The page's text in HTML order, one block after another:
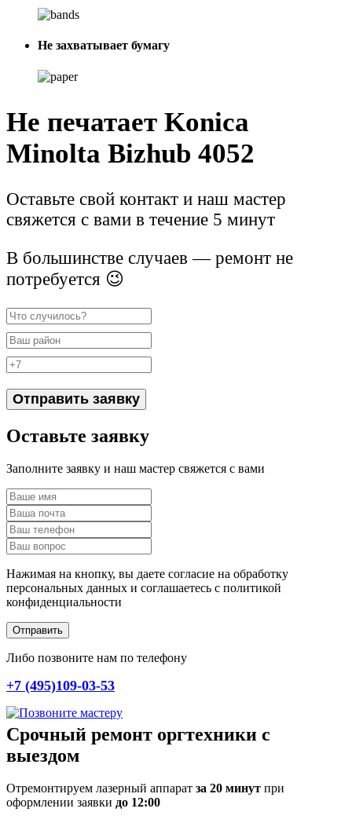
Не захватывает бумагу
Не печатает Konica
Minolta Bizhub 4052
Оставьте свой контакт и наш мастер
свяжется с вами в течение 5 минут
В большинстве случаев — ремонт не
потребуется 😉
Отправить заявку
Оставьте заявку
Заполните заявку и наш мастер свяжется с вами
Нажимая на кнопку, вы даете согласие на обработку
персональных данных и соглашаетесь c политикой
конфиденциальности
Отправить
Либо позвоните нам по телефону
+7 (495)109-03-53
Срочный ремонт оргтехники с
выездом
Отремонтируем лазерный аппарат за 20 минут при
оформлении заявки до 12:00